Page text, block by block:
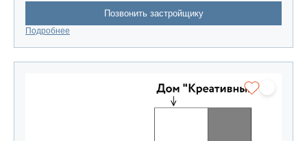
Позвонить застройщику
Подробнее